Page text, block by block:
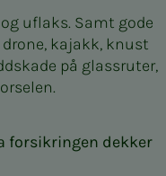
uflaks. Samt gode
kajakk, knust
på glassruter,
.
forsikringen dekker